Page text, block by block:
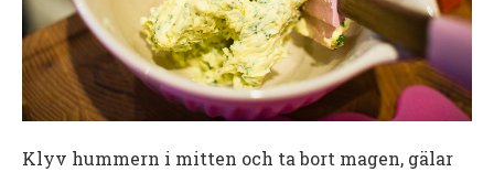
Klyv hummern i mitten och ta bort magen, gälar